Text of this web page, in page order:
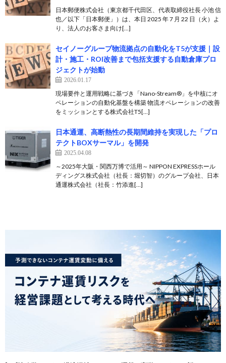
日本郵便株式会社（東京都千代田区、代表取締役社長 小池 信
也／以下「日本郵便」）は、本日 2025 年 7 月 22 日（火）よ
り、法人のお客さま向け[…]
セイノーグループ物流拠点の自動化をT5が支援｜設
計・施工・ROI改善まで包括支援する自動倉庫プロ
ジェクトが始動
2026.01.17
現場要件と運用戦略に基づき「Nano-Stream®」を中核にオ
ペレーションの自動化基盤を構築 物流オペレーションの改善
をミッションとする株式会社T5[…]
日本通運、高断熱性の長期間維持を実現した「プロ
テクトBOXサーマル」を開発
2025.04.08
～2025年大阪・関西万博で活用～ NIPPON EXPRESSホール
ディングス株式会社（社長：堀切智）のグループ会社、日本
通運株式会社（社長：竹添進[…]